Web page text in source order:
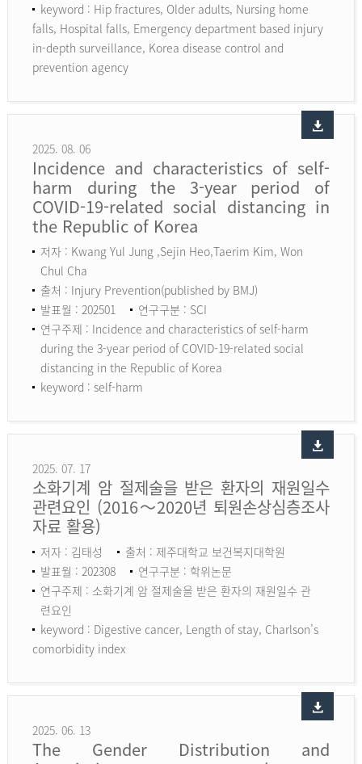
keyword : Hip fractures, Older adults, Nursing home
falls, Hospital falls, Emergency department based injury
in-depth surveillance, Korea disease control and
prevention agency
2025. 08. 06
Incidence and characteristics of self-
harm during the 3-year period of
COVID-19-related social distancing in
the Republic of Korea
저자 : Kwang Yul Jung ,Sejin Heo,Taerim Kim, Won
Chul Cha
출처 : Injury Prevention(published by BMJ)
발표월 : 202501
연구구분 : SCI
연구주제 : Incidence and characteristics of self-harm
during the 3-year period of COVID-19-related social
distancing in the Republic of Korea
keyword : self-harm
2025. 07. 17
소화기계 암 절제술을 받은 환자의 재원일수
관련요인 (2016～2020년 퇴원손상심층조사
자료 활용)
저자 : 김태성
출처 : 제주대학교 보건복지대학원
발표월 : 202308
연구구분 : 학위논문
연구주제 : 소화기계 암 절제술을 받은 환자의 재원일수 관
련요인
keyword : Digestive cancer, Length of stay, Charlson’s
comorbidity index
2025. 06. 13
The Gender Distribution and